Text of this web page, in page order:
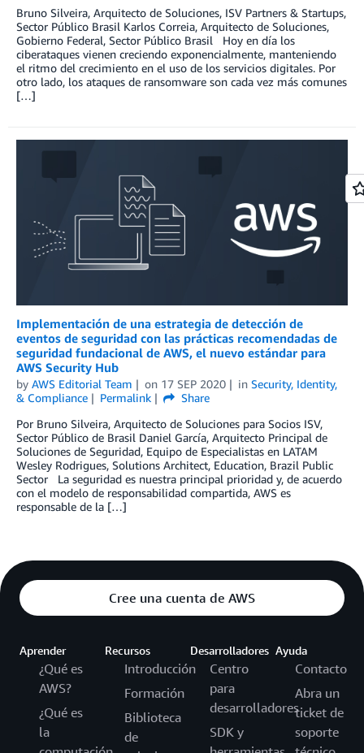
Bruno Silveira, Arquitecto de Soluciones, ISV Partners & Startups,
Sector Público Brasil Karlos Correia, Arquitecto de Soluciones,
Gobierno Federal, Sector Público Brasil Hoy en día los
ciberataques vienen creciendo exponencialmente, manteniendo
el ritmo del crecimiento en el uso de los servicios digitales. Por
otro lado, los ataques de ransomware son cada vez más comunes
[…]
Implementación de una estrategia de detección de
eventos de seguridad con las prácticas recomendadas de
seguridad fundacional de AWS, el nuevo estándar para
AWS Security Hub
by AWS Editorial Team on 17 SEP 2020 in Security, Identity,
& Compliance
Permalink
Share
Por Bruno Silveira, Arquitecto de Soluciones para Socios ISV,
Sector Público de Brasil Daniel García, Arquitecto Principal de
Soluciones de Seguridad, Equipo de Especialistas en LATAM
Wesley Rodrigues, Solutions Architect, Education, Brazil Public
Sector La seguridad es nuestra principal prioridad y, de acuerdo
con el modelo de responsabilidad compartida, AWS es
responsable de la […]
Cree una cuenta de AWS
Aprender
¿Qué es
AWS?
¿Qué es
la
Recursos
Introducción
Formación
Biblioteca
de
Desarrolladores
Centro
para
desarrolladores
SDK y
Ayuda
Contacto
Abra un
ticket de
soporte